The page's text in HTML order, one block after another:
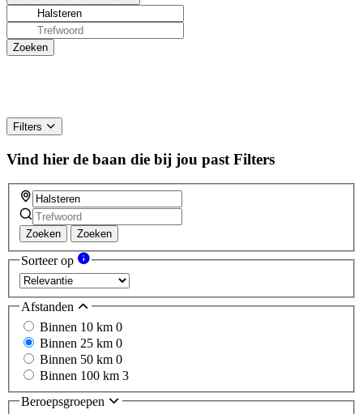
Filters
Vind hier de baan die bij jou past Filters
Zoeken Zoeken
Sorteer op
Afstanden
Binnen 10 km 0
Binnen 25 km 0
Binnen 50 km 0
Binnen 100 km 3
Beroepsgroepen